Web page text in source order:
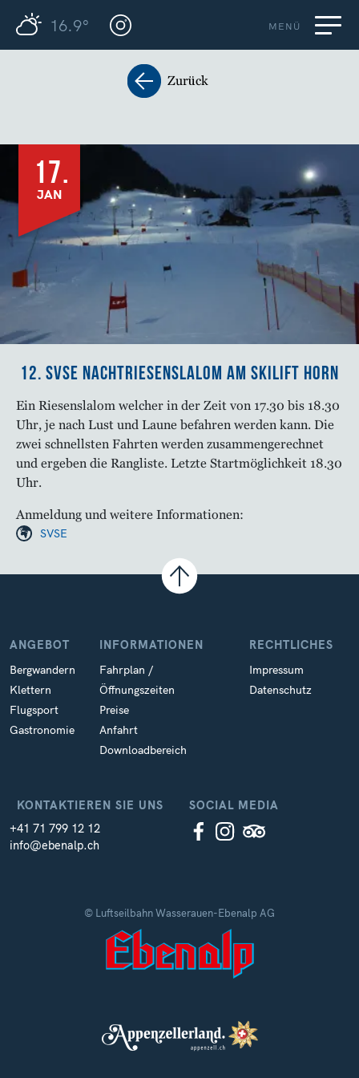
16.9° MENÜ
Zurück
17.
JAN
12. SVSE Nachtriesenslalom am Skilift Horn
Ein Riesenslalom welcher in der Zeit von 17.30 bis 18.30
Uhr, je nach Lust und Laune befahren werden kann. Die
zwei schnellsten Fahrten werden zusammengerechnet
und ergeben die Rangliste. Letzte Startmöglichkeit 18.30
Uhr.
Anmeldung und weitere Informationen:
SVSE
KONTAKTIEREN SIE UNS
+41 71 799 12 12
info@ebenalp.ch
ANGEBOT
Bergwandern
Klettern
Flugsport
Gastronomie
INFORMATIONEN
Fahrplan /
Öffnungszeiten
Preise
Anfahrt
Downloadbereich
RECHTLICHES
Impressum
Datenschutz
SOCIAL MEDIA
© Luftseilbahn Wasserauen-Ebenalp AG